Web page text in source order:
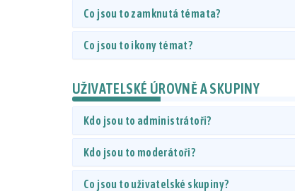
Co jsou to zamknutá témata?
Co jsou to ikony témat?
UŽIVATELSKÉ ÚROVNĚ A SKUPINY
Kdo jsou to administrátoři?
Kdo jsou to moderátoři?
Co jsou to uživatelské skupiny?